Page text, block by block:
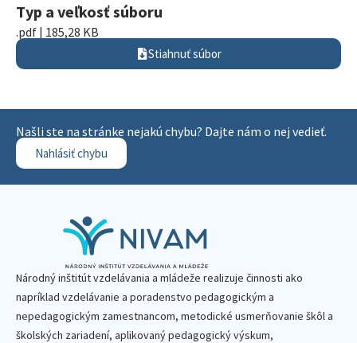
Typ a veľkosť súboru
.pdf | 185,28 KB
Stiahnuť súbor
Našli ste na stránke nejakú chybu? Dajte nám o nej vedieť.
Nahlásiť chybu
Národný inštitút vzdelávania a mládeže realizuje činnosti ako
napríklad vzdelávanie a poradenstvo pedagogickým a
nepedagogickým zamestnancom, metodické usmerňovanie škôl a
školských zariadení, aplikovaný pedagogický výskum,